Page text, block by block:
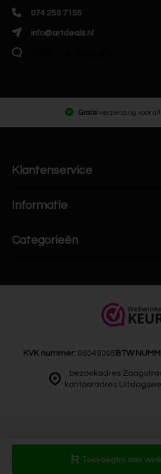
Toevoegen aan
074 250 7155
info@artdeals.nl
Gratis verzending voor
Klantenservice
Informatie
Categorieën
bezoekadres
kantooradres
KVK nummer:06049005 BTW